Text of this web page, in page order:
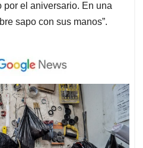
el aniversario. En una
sapo con sus manos”.